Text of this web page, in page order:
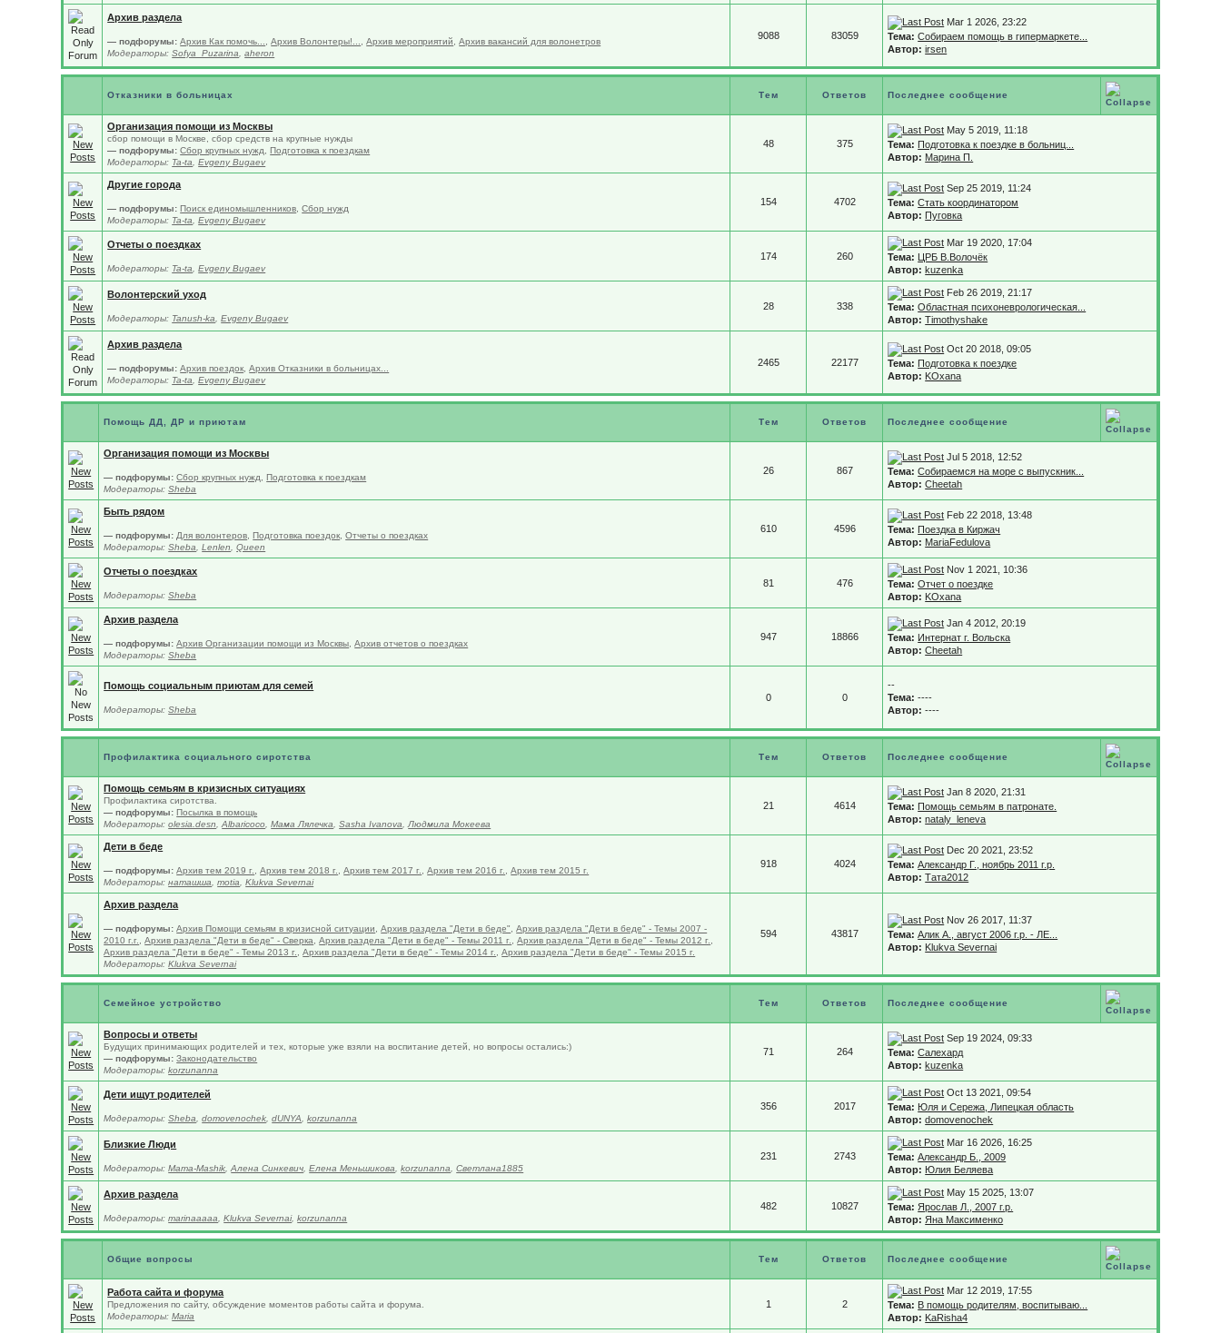
Архив раздела
— подфорумы: Архив Как помочь... ,Архив Волонтеры!... ,Архив мероприятий ,Архив вакансий для волонетров
Модераторы:Sofya_Puzarina ,aheron
9088 83059
Mar 1 2026, 23:22
Тема: Собираем помощь в гипермаркете...
Автор: irsen
Отказники в больницах Тем Ответов Последнее сообщение
Организация помощи из Москвы
сбор помощи в Москве, сбор средств на крупные нужды
— подфорумы: Сбор крупных нужд ,Подготовка к поездкам
Модераторы: Ta-ta ,Evgeny Bugaev
48 375
May 5 2019, 11:18
Тема: Подготовка к поездке в больниц...
Автор: Марина П.
Другие города
— подфорумы: Поиск единомышленников ,Сбор нужд
Модераторы: Ta-ta ,Evgeny Bugaev
154 4702
Sep 25 2019, 11:24
Тема: Стать координатором
Автор: Пуговка
Отчеты о поездках
Модераторы: Ta-ta ,Evgeny Bugaev
174 260
Mar 19 2020, 17:04
Тема: ЦРБ В.Волочёк
Автор: kuzenka
Волонтерский уход
Модераторы: Tanush-ka ,Evgeny Bugaev
28 338
Feb 26 2019, 21:17
Тема: Областная психоневрологическая...
Автор: Timothyshake
Архив раздела
— подфорумы: Архив поездок ,Архив Отказники в больницах...
Модераторы: Ta-ta ,Evgeny Bugaev
2465 22177
Oct 20 2018, 09:05
Тема: Подготовка к поездке
Автор: KOxana
Помощь ДД, ДР и приютам Тем Ответов Последнее сообщение
Организация помощи из Москвы
— подфорумы: Сбор крупных нужд ,Подготовка к поездкам
Модераторы:Sheba
26 867
Jul 5 2018, 12:52
Тема: Собираемся на море с выпускник...
Автор: Cheetah
Быть рядом
— подфорумы: Для волонтеров ,Подготовка поездок ,Отчеты о поездках
Модераторы:Sheba ,Lenlen ,Queen
610 4596
Feb 22 2018, 13:48
Тема: Поездка в Киржач
Автор: MariaFedulova
Отчеты о поездках
Модераторы:Sheba
81 476
Nov 1 2021, 10:36
Тема: Отчет о поездке
Автор: KOxana
Архив раздела
— подфорумы: Архив Организации помощи из Москвы ,Архив отчетов о поездках
Модераторы:Sheba
947 18866
Jan 4 2012, 20:19
Тема: Интернат г. Вольска
Автор: Cheetah
Помощь социальным приютам для семей
Модераторы:Sheba
0 0
--
Тема: ----
Автор: ----
Профилактика социального сиротства Тем Ответов Последнее сообщение
Помощь семьям в кризисных ситуациях
Профилактика сиротства.
— подфорумы: Посылка в помощь
Модераторы:olesia.desn ,Albaricoco ,Мама Лялечка ,Sasha Ivanova ,Людмила Мокеева
21 4614
Jan 8 2020, 21:31
Тема: Помощь семьям в патронате.
Автор: nataly_leneva
Дети в беде
— подфорумы: Архив тем 2019 г. ,Архив тем 2018 г. ,Архив тем 2017 г. ,Архив тем 2016 г. ,Архив тем 2015 г.
Модераторы:наташша ,motia ,Klukva Severnai
918 4024
Dec 20 2021, 23:52
Тема: Александр Г., ноябрь 2011 г.р.
Автор: Тата2012
Архив раздела
— подфорумы: Архив Помощи семьям в кризисной ситуации ,Архив раздела "Дети в беде" ,Архив раздела "Дети в беде" - Темы 2007 -
2010 г.г.
,Архив раздела "Дети в беде" - Сверка ,Архив раздела "Дети в беде" - Темы 2011 г. ,Архив раздела "Дети в беде" - Темы 2012 г.
Архив раздела "Дети в беде" - Темы 2013 г.
,Архив раздела "Дети в беде" - Темы 2014 г. ,Архив раздела "Дети в беде" - Темы 2015 г.
Модераторы:Klukva Severnai
594 43817
Nov 26 2017, 11:37
Тема: Алик А., август 2006 г.р. - ЛЕ...
Автор: Klukva Severnai
Семейное устройство Тем Ответов Последнее сообщение
Вопросы и ответы
Будущих принимающих родителей и тех, которые уже взяли на воспитание детей, но вопросы остались:)
— подфорумы: Законодательство
Модераторы:korzunanna
71 264
Sep 19 2024, 09:33
Тема: Салехард
Автор: kuzenka
Дети ищут родителей
Модераторы:Sheba ,domovenochek ,dUNYA ,korzunanna
356 2017
Oct 13 2021, 09:54
Тема: Юля и Сережа, Липецкая область
Автор: domovenochek
Близкие Люди
Модераторы:Mama-Mashik ,Алена Синкевич ,Елена Меньшикова ,korzunanna ,Светлана1885
231 2743
Mar 16 2026, 16:25
Тема: Александр Б., 2009
Автор: Юлия Беляева
Архив раздела
Модераторы:marinaaaaa ,Klukva Severnai,korzunanna
482 10827
May 15 2025, 13:07
Тема: Ярослав Л., 2007 г.р.
Автор: Яна Максименко
Общие вопросы Тем Ответов Последнее сообщение
Работа сайта и форума
Предложения по сайту, обсуждение моментов работы сайта и форума.
Модераторы:Maria
1 2
Mar 12 2019, 17:55
Тема: В помощь родителям, воспитываю...
Автор: KaRisha4